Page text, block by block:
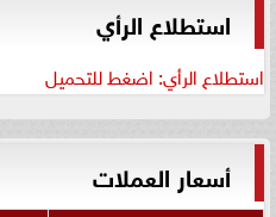
استطلاع الرأي
استطلاع الرأي: اضغط للتحميل
أسعار العملات